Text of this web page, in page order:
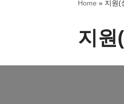
Home » 지원(
지원